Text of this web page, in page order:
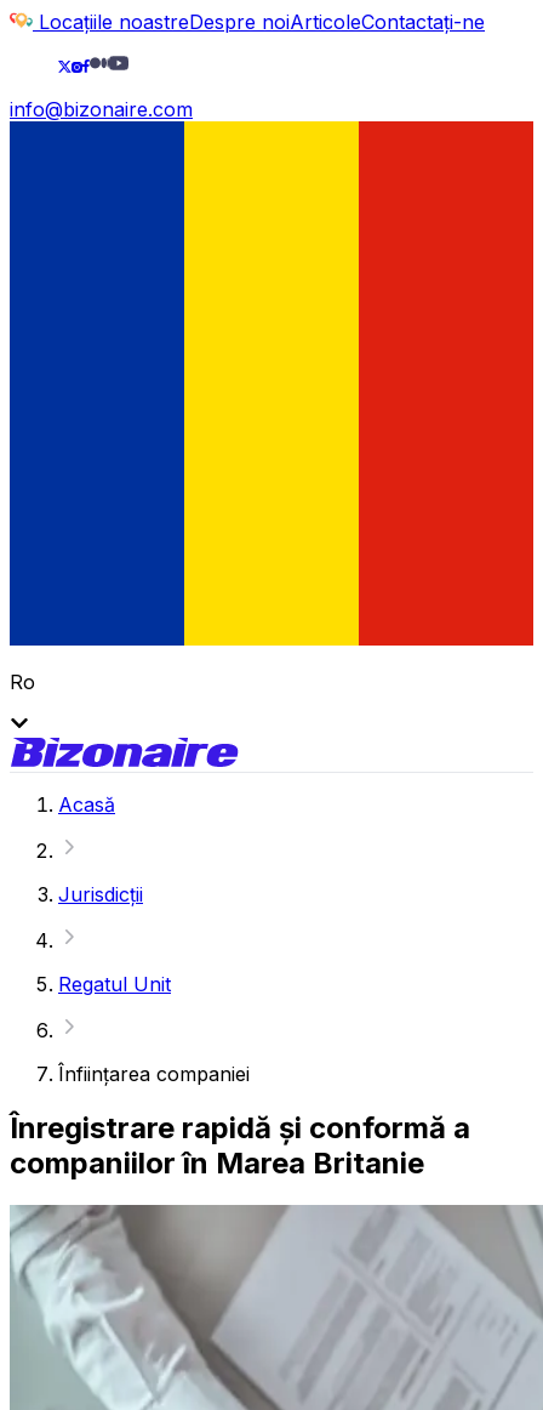
Locațiile noastreDespre noiArticoleContactați-ne
info@bizonaire.com
Ro
Acasă
Jurisdicții
Regatul Unit
Înființarea companiei
Înregistrare rapidă și conformă a
companiilor în Marea Britanie